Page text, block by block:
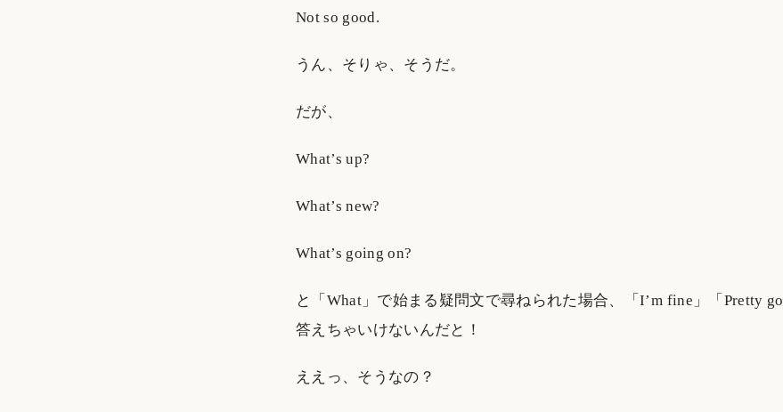
Not so good.
うん、そりゃ、そうだ。
だが、
What’s up?
What’s new?
What’s going on?
と「What」で始まる疑問文で尋ねられた場合、「I’m fine」「Pretty
答えちゃいけないんだと！
ええっ、そうなの？